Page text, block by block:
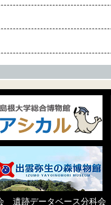
遺跡データベース分科会